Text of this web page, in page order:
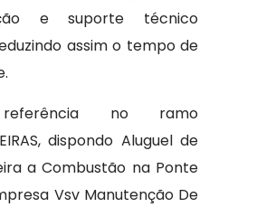
e suporte técnico
assim o tempo de
no ramo
dispondo Aluguel de
a Combustão na Ponte
Vsv Manutenção De